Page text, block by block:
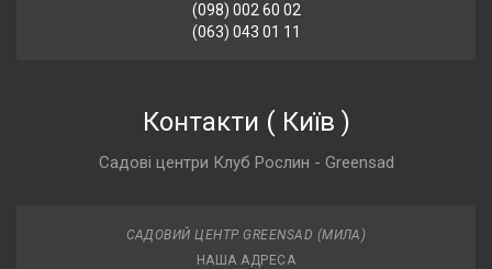
(098) 002 60 02
(063) 043 01 11
Контакти ( Київ )
Садові центри Клуб Рослин - Greensad
САДОВИЙ ЦЕНТР GREENSAD (МИЛА)
НАША АДРЕСА